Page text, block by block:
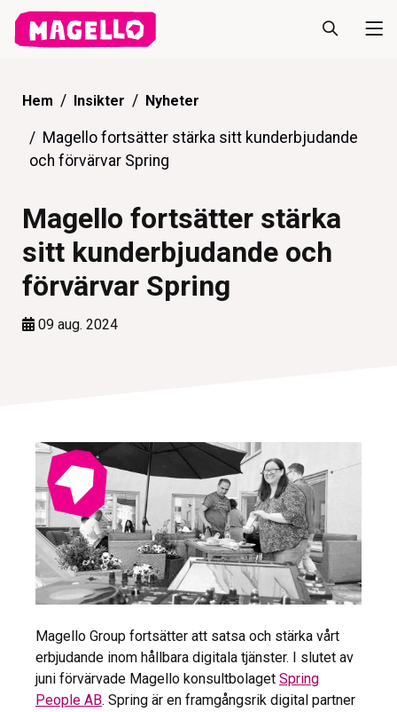
Hem Insikter Nyheter
Magello fortsätter stärka sitt kunderbjudande
och förvärvar Spring
Magello fortsätter stärka
sitt kunderbjudande och
förvärvar Spring
09 aug. 2024
Magello Group fortsätter att satsa och stärka vårt
erbjudande inom hållbara digitala tjänster. I slutet av
juni förvärvade Magello konsultbolaget Spring
People AB. Spring är en framgångsrik digital partner